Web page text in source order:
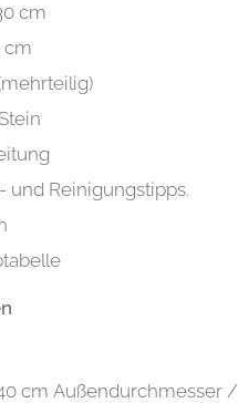
cm
cm
und Reinigungstipps.
cm Außendurchmesser /